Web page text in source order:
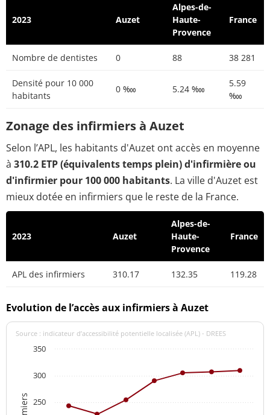
2023 Auzet
Alpes-de-
Haute-
Provence
France
Nombre de dentistes 0 88 38 281
Densité pour 10 000
habitants
0 ‱ 5.24 ‱
5.59
‱
Zonage des infirmiers à Auzet
Selon l’APL, les habitants d'Auzet ont accès en moyenne
à 310.2 ETP (équivalents temps plein) d'infirmière ou
d'infirmier pour 100 000 habitants. La ville d'Auzet est
mieux dotée en infirmiers que le reste de la France.
2023 Auzet
Alpes-de-
Haute-
Provence
France
APL des infirmiers 310.17 132.35 119.28
Evolution de l’accès aux infirmiers à Auzet
Source : indicateur d’accessibilité potentielle localisée (APL) - DREES
250
300
350